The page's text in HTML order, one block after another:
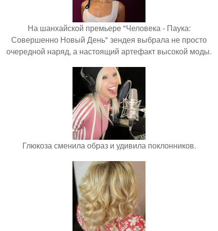
На шанхайской премьере "Человека - Паука:
Совершенно Новый День" зендея выбрала не просто
очередной наряд, а настоящий артефакт высокой моды.
Глюкоза сменила образ и удивила поклонников.